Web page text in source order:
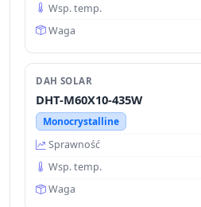
Wsp. temp.
Waga
DAH SOLAR
DHT-M60X10-435W
Monocrystalline
Sprawność
Wsp. temp.
Waga